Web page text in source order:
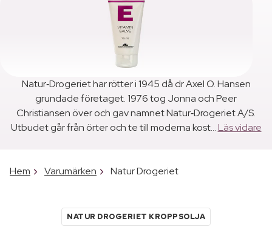
Natur‑Drogeriet har rötter i 1945 då dr Axel O. Hansen
grundade företaget. 1976 tog Jonna och Peer
Christiansen över och gav namnet Natur‑Drogeriet A/S.
Utbudet går från örter och te till moderna kost...Läs vidare
Hem Varumärken Natur Drogeriet
NATUR DROGERIET KROPPSOLJA